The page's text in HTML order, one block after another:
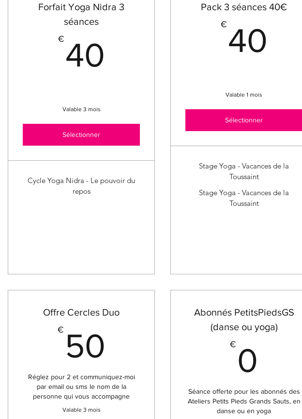
Forfait Yoga Nidra 3
séances
€ 40
Valable 3 mois
Sélectionner
Cycle Yoga Nidra - Le pouvoir du
repos
Pack 3 séances 40€
€ 40
Valable 1 mois
Sélectionner
Stage Yoga - Vacances de la
Toussaint
Stage Yoga - Vacances de la
Toussaint
Offre Cercles Duo
€ 50
Réglez pour 2 et communiquez-moi
par email ou sms le nom de la
personne qui vous accompagne
Valable 3 mois
Abonnés PetitsPiedsGS
(danse ou yoga)
€ 0
Séance offerte pour les abonnés des
Ateliers Petits Pieds Grands Sauts, en
danse ou en yoga